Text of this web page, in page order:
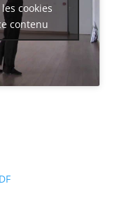
cookies
contenu